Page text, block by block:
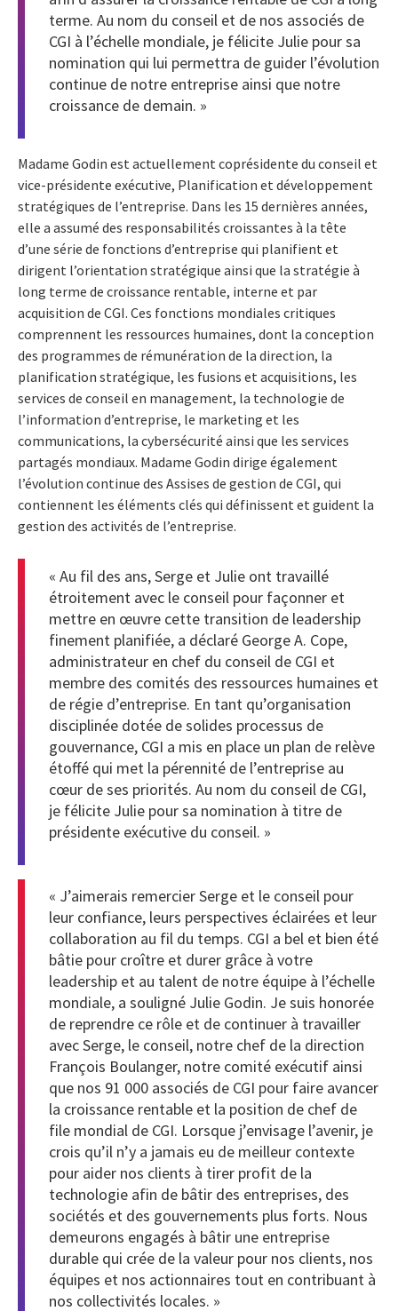
terme. Au nom du conseil et de nos associés de
CGI à l’échelle mondiale, je félicite Julie pour sa
nomination qui lui permettra de guider l’évolution
continue de notre entreprise ainsi que notre
croissance de demain. »
Madame Godin est actuellement coprésidente du conseil et
vice-présidente exécutive, Planification et développement
stratégiques de l’entreprise. Dans les 15 dernières années,
elle a assumé des responsabilités croissantes à la tête
d’une série de fonctions d’entreprise qui planifient et
dirigent l’orientation stratégique ainsi que la stratégie à
long terme de croissance rentable, interne et par
acquisition de CGI. Ces fonctions mondiales critiques
comprennent les ressources humaines, dont la conception
des programmes de rémunération de la direction, la
planification stratégique, les fusions et acquisitions, les
services de conseil en management, la technologie de
l’information d’entreprise, le marketing et les
communications, la cybersécurité ainsi que les services
partagés mondiaux. Madame Godin dirige également
l’évolution continue des Assises de gestion de CGI, qui
contiennent les éléments clés qui définissent et guident la
gestion des activités de l’entreprise.
« Au fil des ans, Serge et Julie ont travaillé
étroitement avec le conseil pour façonner et
mettre en œuvre cette transition de leadership
finement planifiée, a déclaré George A. Cope,
administrateur en chef du conseil de CGI et
membre des comités des ressources humaines et
de régie d’entreprise. En tant qu’organisation
disciplinée dotée de solides processus de
gouvernance, CGI a mis en place un plan de relève
étoffé qui met la pérennité de l’entreprise au
cœur de ses priorités. Au nom du conseil de CGI,
je félicite Julie pour sa nomination à titre de
présidente exécutive du conseil. »
« J’aimerais remercier Serge et le conseil pour
leur confiance, leurs perspectives éclairées et leur
collaboration au fil du temps. CGI a bel et bien été
bâtie pour croître et durer grâce à votre
leadership et au talent de notre équipe à l’échelle
mondiale, a souligné Julie Godin. Je suis honorée
de reprendre ce rôle et de continuer à travailler
avec Serge, le conseil, notre chef de la direction
François Boulanger, notre comité exécutif ainsi
que nos 91 000 associés de CGI pour faire avancer
la croissance rentable et la position de chef de
file mondial de CGI. Lorsque j’envisage l’avenir, je
crois qu’il n’y a jamais eu de meilleur contexte
pour aider nos clients à tirer profit de la
technologie afin de bâtir des entreprises, des
sociétés et des gouvernements plus forts. Nous
demeurons engagés à bâtir une entreprise
durable qui crée de la valeur pour nos clients, nos
équipes et nos actionnaires tout en contribuant à
nos collectivités locales. »